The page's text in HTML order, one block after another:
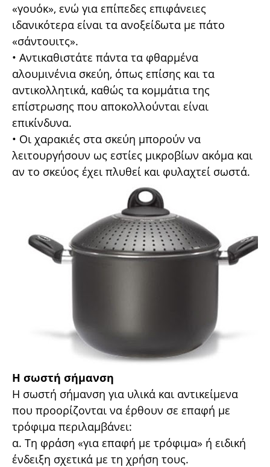
«γουόκ», ενώ για επίπεδες επιφάνειες
ιδανικότερα είναι τα ανοξείδωτα µε πάτο
«σάντουιτς».
• Αντικαθιστάτε πάντα τα φθαρµένα
αλουµινένια σκεύη, όπως επίσης και τα
αντικολλητικά, καθώς τα κοµµάτια της
επίστρωσης που αποκολλούνται είναι
επικίνδυνα.
• Οι χαρακιές στα σκεύη µπορούν να
λειτουργήσουν ως εστίες µικροβίων ακόµα και
αν το σκεύος έχει πλυθεί και φυλαχτεί σωστά.
Η σωστή σήµανση
Η σωστή σήµανση για υλικά και αντικείµενα
που προορίζονται να έρθουν σε επαφή µε
τρόφιµα περιλαµβάνει:
α. Τη φράση «για επαφή µε τρόφιµα» ή ειδική
ένδειξη σχετικά µε τη χρήση τους.